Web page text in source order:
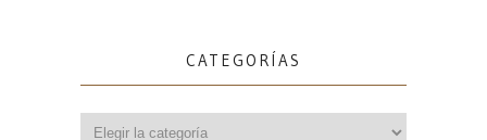
CATEGORÍAS